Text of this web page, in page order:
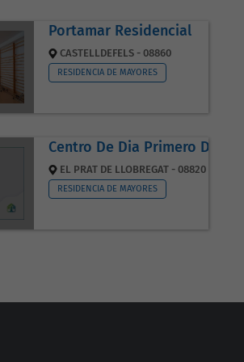
Portamar Residencial
CASTELLDEFELS - 08860
RESIDENCIA DE MAYORES
Centro De Dia Primero De
EL PRAT DE LLOBREGAT - 08820
RESIDENCIA DE MAYORES